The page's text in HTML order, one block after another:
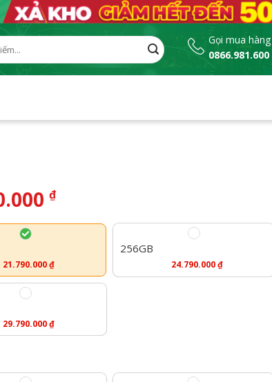
Gọi mua hàng
0866.981.600
₫
21.790.000₫
256GB
24.790.000₫
29.790.000₫